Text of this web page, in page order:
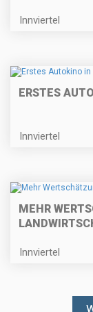
Innviertel
ERSTES
Innviertel
MEHR
Innviertel